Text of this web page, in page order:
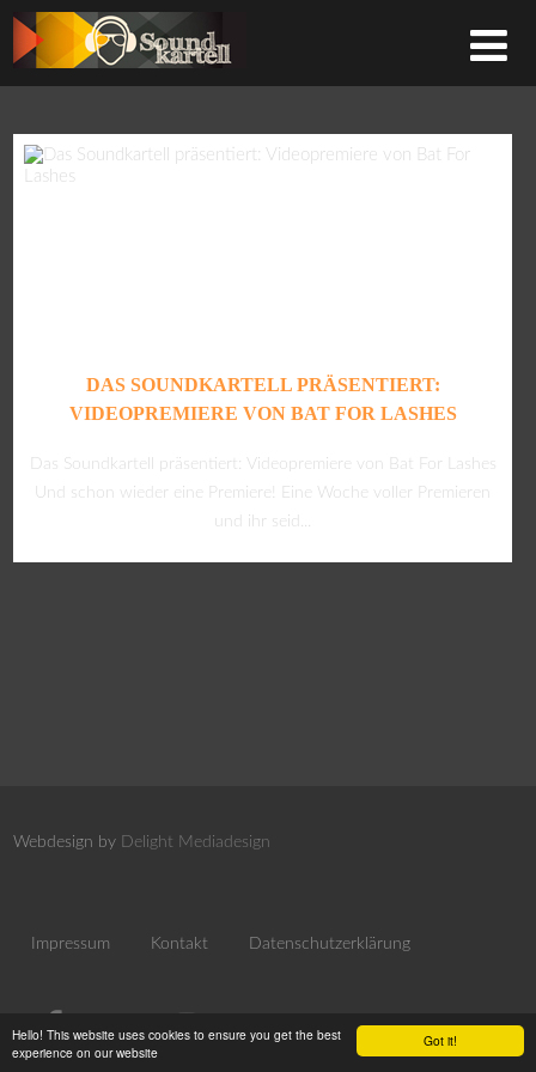
Got it!
Hello! This website uses cookies to ensure you get the best
experience on our website
DAS SOUNDKARTELL PRÄSENTIERT:
VIDEOPREMIERE VON BAT FOR LASHES
Das Soundkartell präsentiert: Videopremiere von Bat For Lashes
Und schon wieder eine Premiere! Eine Woche voller Premieren
und ihr seid...
Webdesign by Delight Mediadesign
Impressum Kontakt Datenschutzerklärung